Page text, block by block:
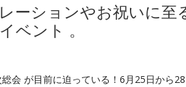
ーションやお祝いに至
ベント 。
会 が目前に迫っている！6月25日から